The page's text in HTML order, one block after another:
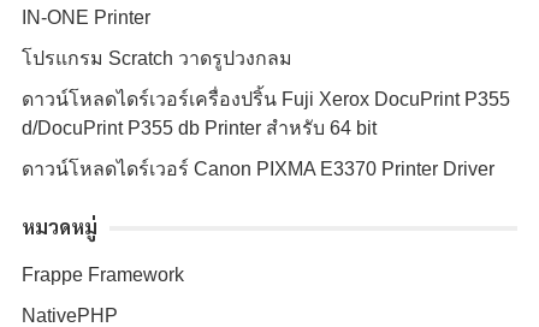
IN-ONE Printer
โปรแกรม Scratch วาดรูปวงกลม
ดาวน์โหลดไดร์เวอร์เครื่องปริ้น Fuji Xerox DocuPrint P355
d/DocuPrint P355 db Printer สำหรับ 64 bit
ดาวน์โหลดไดร์เวอร์ Canon PIXMA E3370 Printer Driver
หมวดหมู่
Frappe Framework
NativePHP